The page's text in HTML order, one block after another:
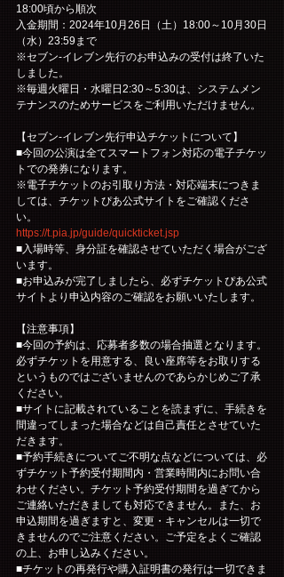
18:00頃から順次
入金期間：2024年10月26日（土）18:00～10月30日
（水）23:59まで
※セブン-イレブン先行のお申込みの受付は終了いた
しました。
※毎週火曜日・水曜日2:30～5:30は、システムメン
テナンスのためサービスをご利用いただけません。
【セブン-イレブン先行申込チケットについて】
■今回の公演は全てスマートフォン対応の電子チケッ
トでの発券になります。
※電子チケットのお引取り方法・対応端末につきま
しては、チケットぴあ公式サイトをご確認くださ
い。
https://t.pia.jp/guide/quickticket.jsp
■入場時等、身分証を確認させていただく場合がござ
います。
■お申込みが完了しましたら、必ずチケットぴあ公式
サイトより申込内容のご確認をお願いいたします。
【注意事項】
■今回の予約は、応募者多数の場合抽選となります。
必ずチケットを用意する、良い座席等をお取りする
というものではございませんのであらかじめご了承
ください。
■サイトに記載されていることを読まずに、手続きを
間違ってしまった場合などは自己責任とさせていた
だきます。
■予約手続きについてご不明な点などについては、必
ずチケット予約受付期間内・営業時間内にお問い合
わせください。チケット予約受付期間を過ぎてから
ご連絡いただきましても対応できません。また、お
申込期間を過ぎますと、変更・キャンセルは一切で
きませんのでご注意ください。ご予定をよくご確認
の上、お申し込みください。
■チケットの再発行や購入証明書の発行は一切できま